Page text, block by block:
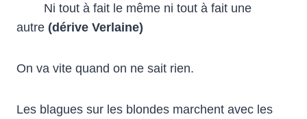
Ni tout à fait le même ni tout à fait une
autre (dérive Verlaine)
On va vite quand on ne sait rien.
Les blagues sur les blondes marchent avec les